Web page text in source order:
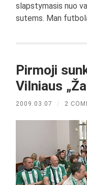
slapstymasis nuo
sutems. Man
Pirmoji
Vilniaus
2009.03.07 / 2